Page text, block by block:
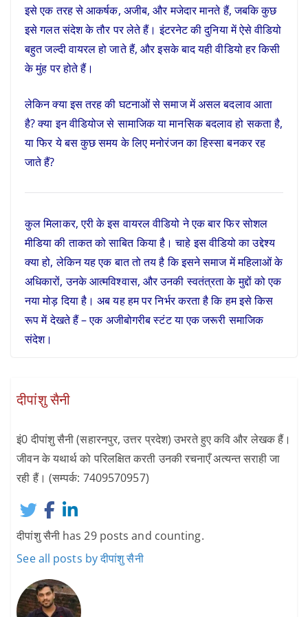
इसे एक तरह से आकर्षक, अजीब, और मजेदार मानते हैं, जबकि कुछ
इसे गलत संदेश के तौर पर लेते हैं। इंटरनेट की दुनिया में ऐसे वीडियो
बहुत जल्दी वायरल हो जाते हैं, और इसके बाद यही वीडियो हर किसी
के मुंह पर होते हैं।
लेकिन क्या इस तरह की घटनाओं से समाज में असल बदलाव आता
है? क्या इन वीडियोज से सामाजिक या मानसिक बदलाव हो सकता है,
या फिर ये बस कुछ समय के लिए मनोरंजन का हिस्सा बनकर रह
जाते हैं?
कुल मिलाकर, एरी के इस वायरल वीडियो ने एक बार फिर सोशल
मीडिया की ताकत को साबित किया है। चाहे इस वीडियो का उद्देश्य
क्या हो, लेकिन यह एक बात तो तय है कि इसने समाज में महिलाओं के
अधिकारों, उनके आत्मविश्वास, और उनकी स्वतंत्रता के मुद्दों को एक
नया मोड़ दिया है। अब यह हम पर निर्भर करता है कि हम इसे किस
रूप में देखते हैं – एक अजीबोगरीब स्टंट या एक जरूरी समाजिक
संदेश।
दीपांशु सैनी
इं0 दीपांशु सैनी (सहारनपुर, उत्तर प्रदेश) उभरते हुए कवि और लेखक हैं।
जीवन के यथार्थ को परिलक्षित करती उनकी रचनाएँ अत्यन्त सराही जा
रही हैं। (सम्पर्क: 7409570957)
दीपांशु सैनी has 29 posts and counting.
See all posts by दीपांशु सैनी